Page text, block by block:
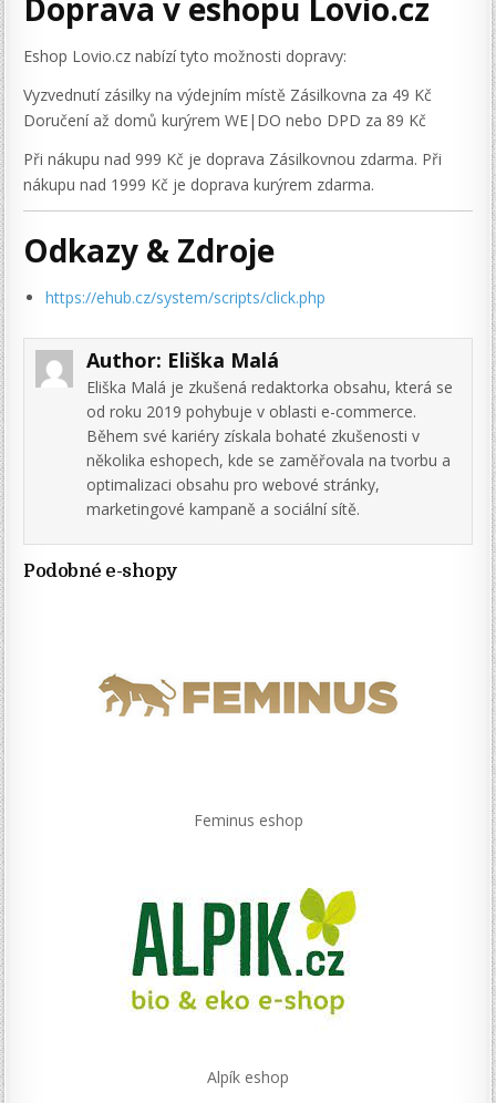
Doprava v eshopu Lovio.cz
Eshop Lovio.cz nabízí tyto možnosti dopravy:
Vyzvednutí zásilky na výdejním místě Zásilkovna za 49 Kč
Doručení až domů kurýrem WE|DO nebo DPD za 89 Kč
Při nákupu nad 999 Kč je doprava Zásilkovnou zdarma. Při
nákupu nad 1999 Kč je doprava kurýrem zdarma.
Odkazy & Zdroje
https://ehub.cz/system/scripts/click.php
Author: Eliška Malá
Eliška Malá je zkušená redaktorka obsahu, která se
od roku 2019 pohybuje v oblasti e-commerce.
Během své kariéry získala bohaté zkušenosti v
několika eshopech, kde se zaměřovala na tvorbu a
optimalizaci obsahu pro webové stránky,
marketingové kampaně a sociální sítě.
Podobné e-shopy
Feminus eshop
Alpík eshop